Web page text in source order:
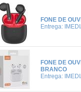
FONE DE
Entrega:
FONE DE
BRANCO
Entrega: